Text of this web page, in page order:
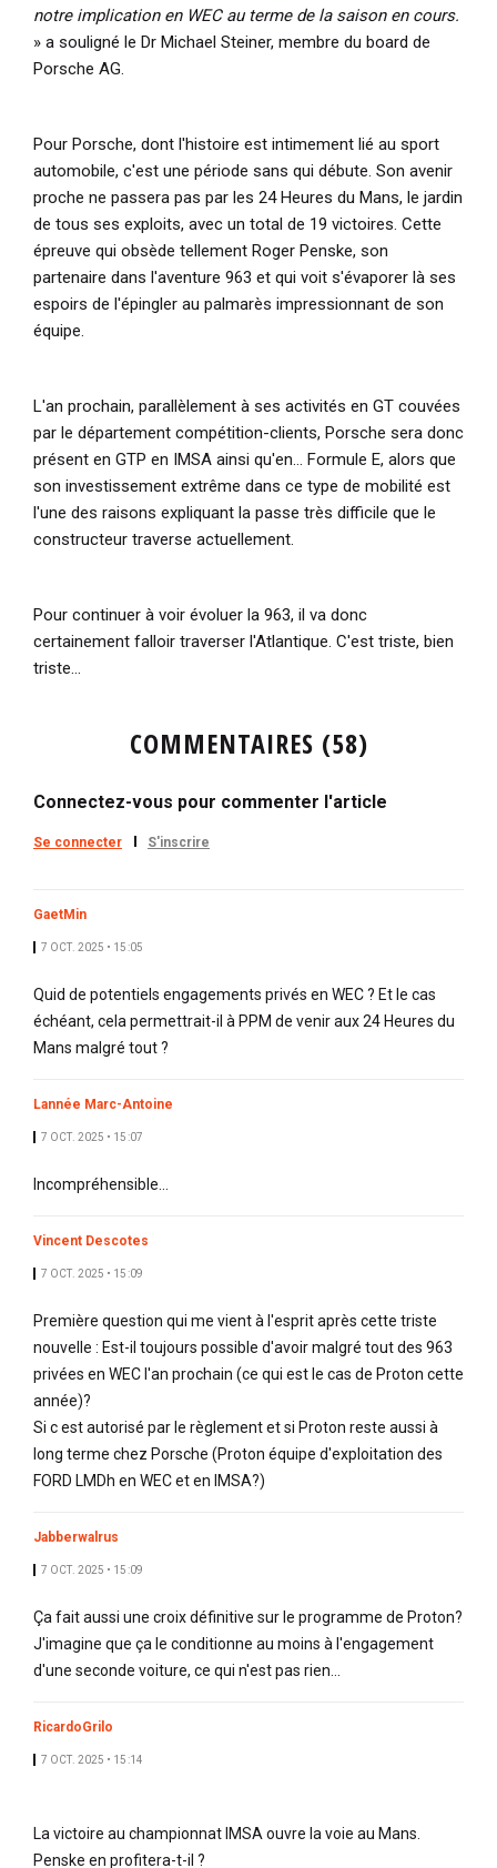
notre implication en WEC au terme de la saison en cours.
» a souligné le Dr Michael Steiner, membre du board de
Porsche AG.
Pour Porsche, dont l'histoire est intimement lié au sport
automobile, c'est une période sans qui débute. Son avenir
proche ne passera pas par les 24 Heures du Mans, le jardin
de tous ses exploits, avec un total de 19 victoires. Cette
épreuve qui obsède tellement Roger Penske, son
partenaire dans l'aventure 963 et qui voit s'évaporer là ses
espoirs de l'épingler au palmarès impressionnant de son
équipe.
L'an prochain, parallèlement à ses activités en GT couvées
par le département compétition-clients, Porsche sera donc
présent en GTP en IMSA ainsi qu'en... Formule E, alors que
son investissement extrême dans ce type de mobilité est
l'une des raisons expliquant la passe très difficile que le
constructeur traverse actuellement.
Pour continuer à voir évoluer la 963, il va donc
certainement falloir traverser l'Atlantique. C'est triste, bien
triste...
COMMENTAIRES (58)
Connectez-vous pour commenter l'article
Se connecter S'inscrire
GaetMin
7 OCT. 2025 • 15:05
Quid de potentiels engagements privés en WEC ? Et le cas
échéant, cela permettrait-il à PPM de venir aux 24 Heures du
Mans malgré tout ?
Lannée Marc-Antoine
7 OCT. 2025 • 15:07
Incompréhensible…
Vincent Descotes
7 OCT. 2025 • 15:09
Première question qui me vient à l'esprit après cette triste
nouvelle : Est-il toujours possible d'avoir malgré tout des 963
privées en WEC l'an prochain (ce qui est le cas de Proton cette
année)?
Si c est autorisé par le règlement et si Proton reste aussi à
long terme chez Porsche (Proton équipe d'exploitation des
FORD LMDh en WEC et en IMSA?)
Jabberwalrus
7 OCT. 2025 • 15:09
Ça fait aussi une croix définitive sur le programme de Proton?
J'imagine que ça le conditionne au moins à l'engagement
d'une seconde voiture, ce qui n'est pas rien...
RicardoGrilo
7 OCT. 2025 • 15:14
La victoire au championnat IMSA ouvre la voie au Mans.
Penske en profitera-t-il ?